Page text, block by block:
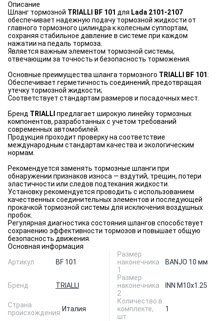
Описание
Шланг тормозной TRIALLI BF 101 для Lada 2101-2107
обеспечивает надежную подачу тормозной жидкости от
главного тормозного цилиндра к колесным суппортам,
сохраняя стабильное давление в системе при каждом
нажатии на педаль тормоза.
Является важным элементом тормозной системы,
отвечающим за точность и безопасность торможения.
Основные преимущества шланга тормозного TRIALLI BF 101:
Обеспечивает герметичность соединений, предотвращая
утечку тормозной жидкости;
Соответствует стандартам размеров и посадочных мест.
Бренд TRIALLI предлагает широкую линейку тормозных
компонентов, разработанных с учетом требований
современных автомобилей.
Продукция проходит проверку на соответствие
международным стандартам качества и экологическим
нормам.
Рекомендуется заменять тормозные шланги при
обнаружении признаков износа — вздутий, трещин, потери
эластичности или следов подтекания жидкости.
Установку рекомендуется проводить с использованием
качественных соединительных элементов и последующей
прокачкой тормозной системы для исключения воздушных
пробок.
Регулярная диагностика состояния шлангов способствует
сохранению эффективности тормозов и повышает общую
безопасность движения.
Основная информация
Артикул
BF 101
Бренд TRIALLI
Страна
происхождения Италия
Размер
наконечника
1
BANJO 10 мм
Размер
наконечника
2
INN M10x1.25
Количество в
комплекте,
шт.
1